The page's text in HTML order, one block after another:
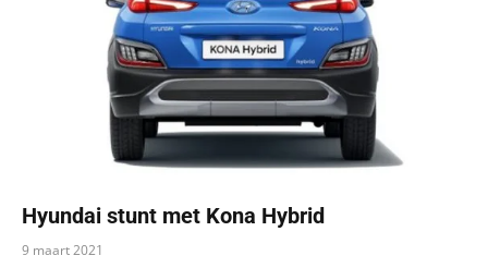
Hyundai stunt met Kona Hybrid
9 maart 2021